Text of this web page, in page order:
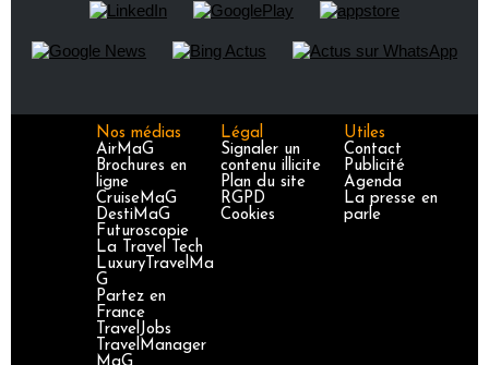
Nos médias
AirMaG
Brochures en
ligne
CruiseMaG
DestiMaG
Futuroscopie
La Travel Tech
LuxuryTravelMa
G
Partez en
France
TravelJobs
TravelManager
Légal
Signaler un
contenu illicite
Plan du site
RGPD
Cookies
Utiles
Contact
Publicité
Agenda
La presse en
parle